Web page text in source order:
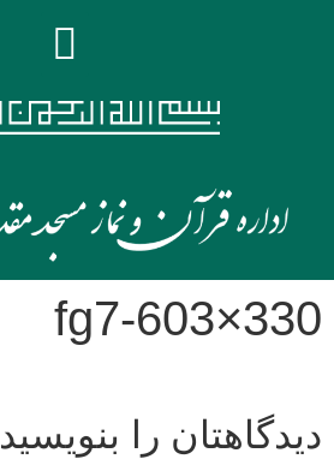
fg7-603×330
دیدگاهتان را بنویسید